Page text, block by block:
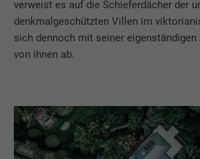
verweist es auf die Schieferdächer der
denkmalgeschützten Villen im
sich dennoch mit seiner
von ihnen ab.